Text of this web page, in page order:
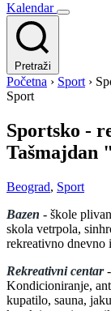
Kalendar
Pretraži
Početna › Sport ›
Sport
Sportsko -
Tašmajdan "
Beograd, Sport
Bazen - škole
skola vetrpola,
rekreativno dnevno
Rekreativni centar-
Kondicioniranje,
kupatilo, sauna,